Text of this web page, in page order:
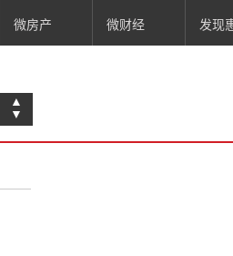
微房产 微财经 发现
▲
▼